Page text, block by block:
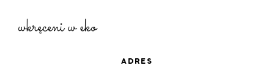
ADRES